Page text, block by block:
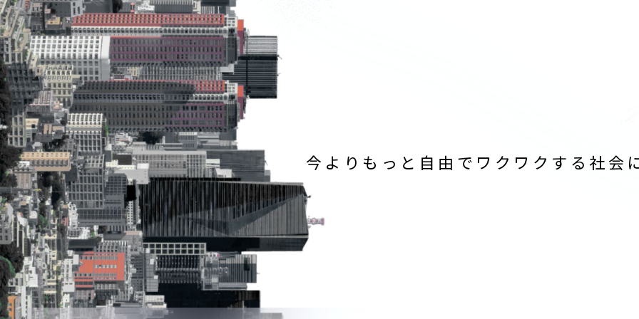
今よりもっと自由でワクワクする社会